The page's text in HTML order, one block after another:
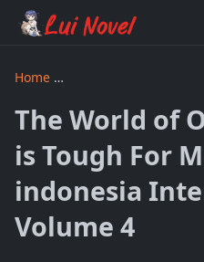
Home
The World of
is Tough For
indonesia
Volume 4